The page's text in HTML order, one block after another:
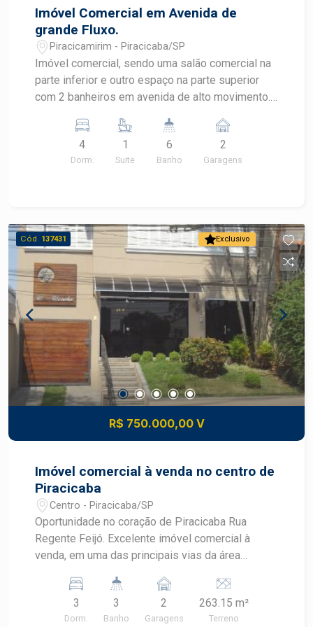
Imóvel Comercial em Avenida de
grande Fluxo.
Piracicamirim - Piracicaba/SP
Imóvel comercial, sendo uma salão comercial na
parte inferior e outro espaço na parte superior
com 2 banheiros em avenida de alto movimento.
com 2 dormitórios e 2 banheiros em cada um,
sala, cozinha, pequeno quintal e garagem para 5
veículos. Não aceita financiamento.
4
Dorm.
1
Suite
6
Banho
2
Garagens
Exclusivo
Cód. 137431
R$ 750.000,00 V
Imóvel comercial à venda no centro de
Piracicaba
Centro - Piracicaba/SP
Oportunidade no coração de Piracicaba Rua
Regente Feijó. Excelente imóvel comercial à
venda, em uma das principais vias da área
pedestres. Características do imóvel: Terreno de
263m² (frente de 9,5m x 28m de profundidade)
187m² de construção distribuídos em 2
3
Dorm.
3
Banho
2
Garagens
263.15 m²
Terreno